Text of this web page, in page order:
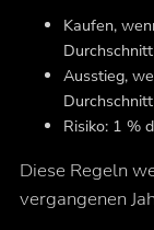
Kaufen,
Ausstieg,
Risiko: 1 %
Diese Regeln
vergangenen